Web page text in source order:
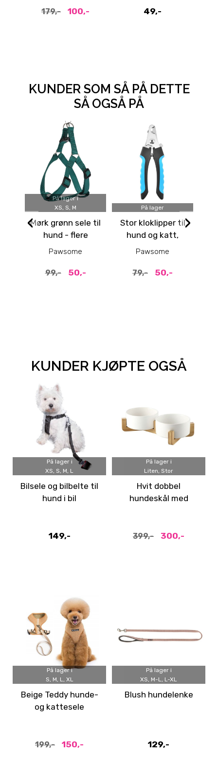
puppypads
179,- 100,- 49,-
KUNDER SOM SÅ PÅ DETTE
SÅ OGSÅ PÅ
På lager i
XS, S, M
Mørk grønn sele til
hund - flere
størrelser
Pawsome
99,- 50,-
På lager
Stor kloklipper til
hund og katt,
Sort/Blå
Pawsome
79,- 50,-
‹ ›
KUNDER KJØPTE OGSÅ
På lager i
XS, S, M, L
Bilsele og bilbelte til
hund i bil
149,-
På lager i
Liten, Stor
Hvit dobbel
hundeskål med
399,- 300,-
På lager i
S, M, L, XL
Beige Teddy hunde-
og kattesele
199,- 150,-
På lager i
XS, M-L, L-XL
Blush hundelenke
129,-